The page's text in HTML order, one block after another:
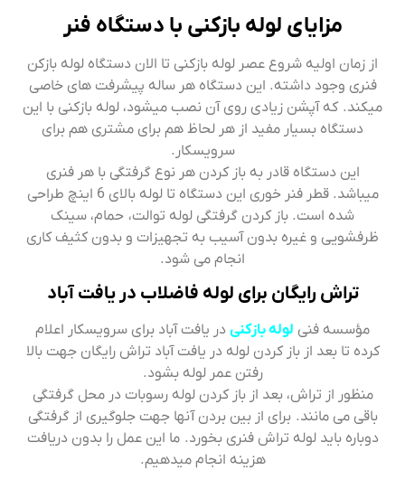
مزایای لوله بازکنی با دستگاه فنر
از زمان اولیه شروع عصر لوله بازکنی تا الان دستگاه لوله بازکن
فنری وجود داشته. این دستگاه هر ساله پیشرفت های خاصی
میکند. که آپشن زیادی روی آن نصب میشود، لوله بازکنی با این
دستگاه بسیار مفید از هر لحاظ هم برای مشتری هم برای
سرویسکار.
این دستگاه قادر به باز کردن هر نوع گرفتگی با هر فنری
میباشد. قطر فنر خوری این دستگاه تا لوله بالای 6 اینچ طراحی
شده است. باز کردن گرفتگی لوله توالت، حمام، سینک
ظرفشویی و غیره بدون آسیب به تجهیزات و بدون کثیف کاری
انجام می شود.
تراش رایگان برای لوله فاضلاب در یافت آباد
مؤسسه فنی لوله بازکنی در یافت آباد برای سرویسکار اعلام
کرده تا بعد از باز کردن لوله در یافت آباد تراش رایگان جهت بالا
رفتن عمر لوله بشود.
منظور از تراش، بعد از باز کردن لوله رسوبات در محل گرفتگی
باقی می مانند. برای از بین بردن آنها جهت جلوگیری از گرفتگی
دوباره باید لوله تراش فنری بخورد. ما این عمل را بدون دریافت
هزینه انجام میدهیم.